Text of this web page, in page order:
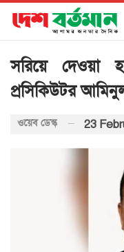
সরিয়ে
প্রসিকিউটর
ওয়েব ডেস্ক 23